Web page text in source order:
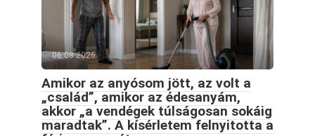
06.08.2026
Amikor az anyósom jött, az volt a
„család”, amikor az édesanyám,
akkor „a vendégek túlságosan sokáig
maradtak”. A kísérletem felnyitotta a